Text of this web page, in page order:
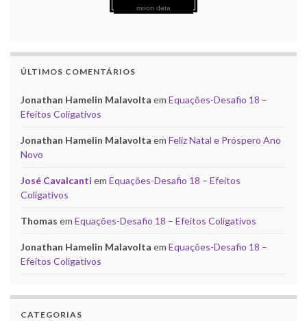
moon data
ÚLTIMOS COMENTÁRIOS
Jonathan Hamelin Malavolta em Equações-Desafio 18 –
Efeitos Coligativos
Jonathan Hamelin Malavolta em Feliz Natal e Próspero Ano
Novo
José Cavalcanti em Equações-Desafio 18 – Efeitos
Coligativos
Thomas em Equações-Desafio 18 – Efeitos Coligativos
Jonathan Hamelin Malavolta em Equações-Desafio 18 –
Efeitos Coligativos
CATEGORIAS